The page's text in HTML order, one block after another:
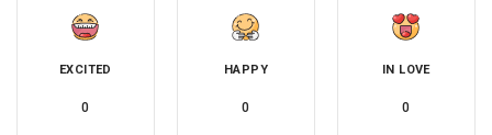
EXCITED
0
HAPPY
0
IN LOVE
0